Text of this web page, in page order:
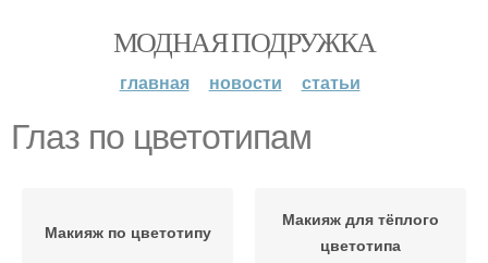
МОДНАЯ ПОДРУЖКА
главная новости статьи
Глаз по цветотипам
Макияж по цветотипу
Макияж для тёплого
цветотипа